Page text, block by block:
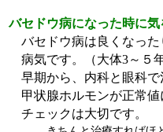
バセドウ病になった時に
セドウ病は良くなったり
気です。（大体3～５
期から、内科と眼科で治
状腺ホルモンが正常値に
ェックは大切です。